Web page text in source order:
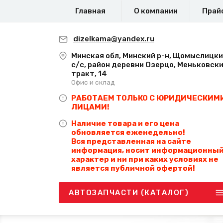
Главная О компании
dizelkama@yandex.ru
Минская обл, Минский р-н,
с/с, район деревни Озерцо,
тракт, 14
Офис и склад
РАБОТАЕМ ТОЛЬКО С
ЛИЦАМИ!
Наличие товара и его цена
обновляется еженедельно!
Вся представленная на сайте
информация, носит информационный
характер и ни при каких условиях не
является публичной офертой!
АВТОЗАПЧАСТИ (КАТАЛОГ)